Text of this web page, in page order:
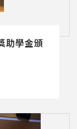
助學金頒